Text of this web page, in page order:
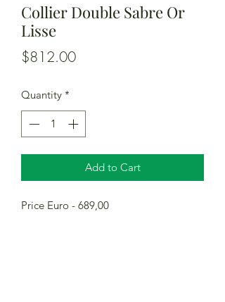
Collier Double Sabre Or
Lisse
$812.00Price
Quantity *
Add to Cart
Price Euro - 689,00